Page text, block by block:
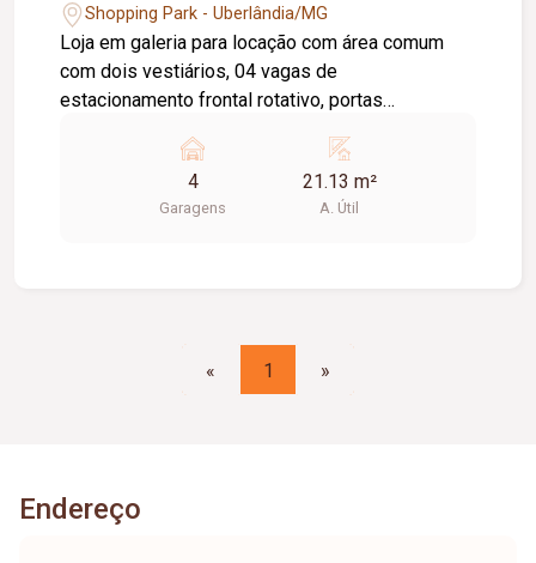
Shopping Park - Uberlândia/MG
Loja em galeria para locação com área comum
com dois vestiários, 04 vagas de
estacionamento frontal rotativo, portas
alugar todas as salas juntas.
4
Garagens
21.13 m²
A. Útil
« 1 »
Endereço